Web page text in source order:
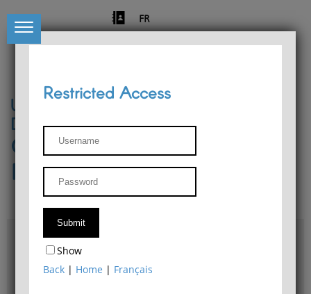
FR
University of Liège
Départment of Philosophy
Center for Phenomenological
Research
Access & maps
Philosophy Department Library
Restricted Access
Show
Back | Home | Français